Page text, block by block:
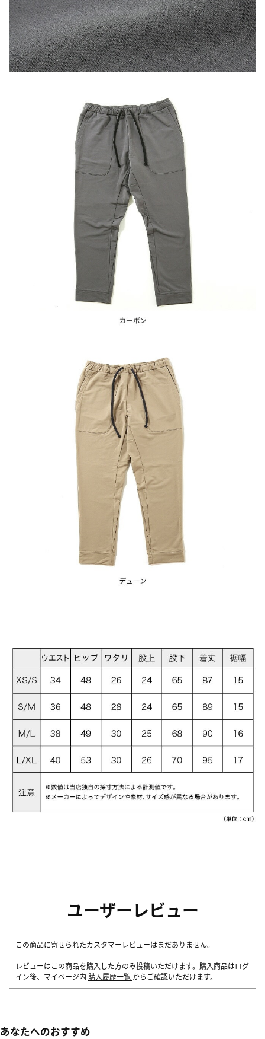
ユーザーレビュー
この商品に寄せられたカスタマーレビューはまだありません。
レビューはこの商品を購入した方のみ投稿いただけます。購入商品はログ
イン後、マイページ内 購入履歴一覧 からご確認いただけます。
あなたへのおすすめ